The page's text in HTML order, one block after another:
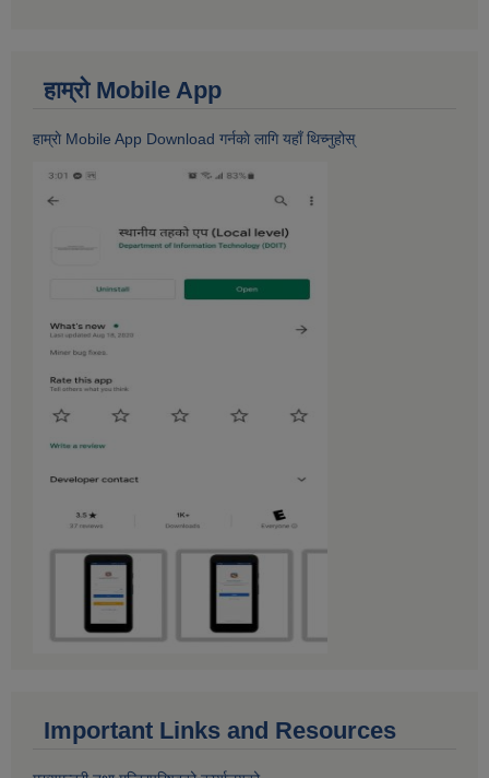
हाम्राे Mobile App
हाम्राे Mobile App Download गर्नकाे लागि यहाँ थिच्नुहोस्‌
Important Links and Resources